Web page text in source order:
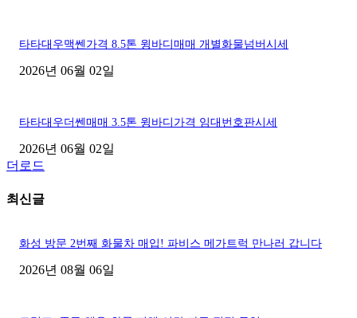
타타대우맥쎈가격 8.5톤 윙바디매매 개별화물넘버시세
2026년 06월 02일
타타대우더쎈매매 3.5톤 윙바디가격 임대번호판시세
2026년 06월 02일
더로드
최신글
화성 방문 2번째 화물차 매입! 파비스 메가트럭 만나러 갑니다
2026년 08월 06일